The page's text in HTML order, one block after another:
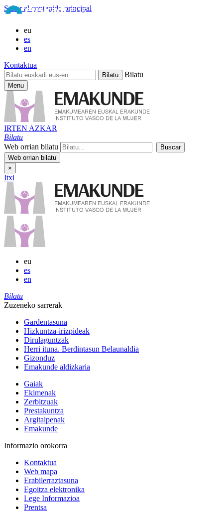
Saltar al contenido principal
eu
es
en
Kontaktua
Bilatu
Menu
IRTEN AZKAR
Bilatu
Web orrian bilatu
×
Itxi
eu
es
en
Bilatu
Zuzeneko sarrerak
Gardentasuna
Hizkuntza-irizpideak
Dirulaguntzak
Herri ituna. Berdintasun Belaunaldia
Gizonduz
Emakunde aldizkaria
Gaiak
Ekimenak
Zerbitzuak
Prestakuntza
Argitalpenak
Emakunde
Informazio orokorra
Kontaktua
Web mapa
Erabilerraztasuna
Egoitza elektronika
Lege Informazioa
Prentsa